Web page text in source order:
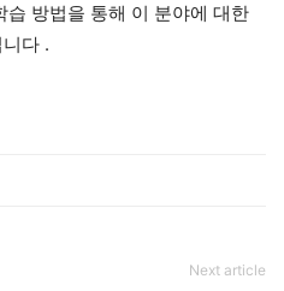
습 방법을 통해 이 분야에 대한
다 .
Next article